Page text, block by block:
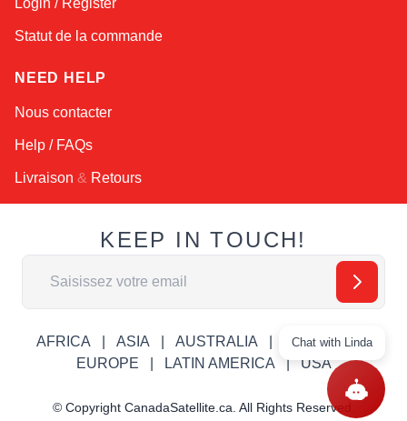
Statut de la commande
NEED HELP
Nous contacter
Help / FAQs
Livraison & Retours
KEEP IN TOUCH!
Adresse email
AFRICA ASIA AUSTRALIA
CANADA
EUROPE
LATIN AMERICA USA
© Copyright CanadaSatellite.ca. All Rights Reserved.
Chat with Linda